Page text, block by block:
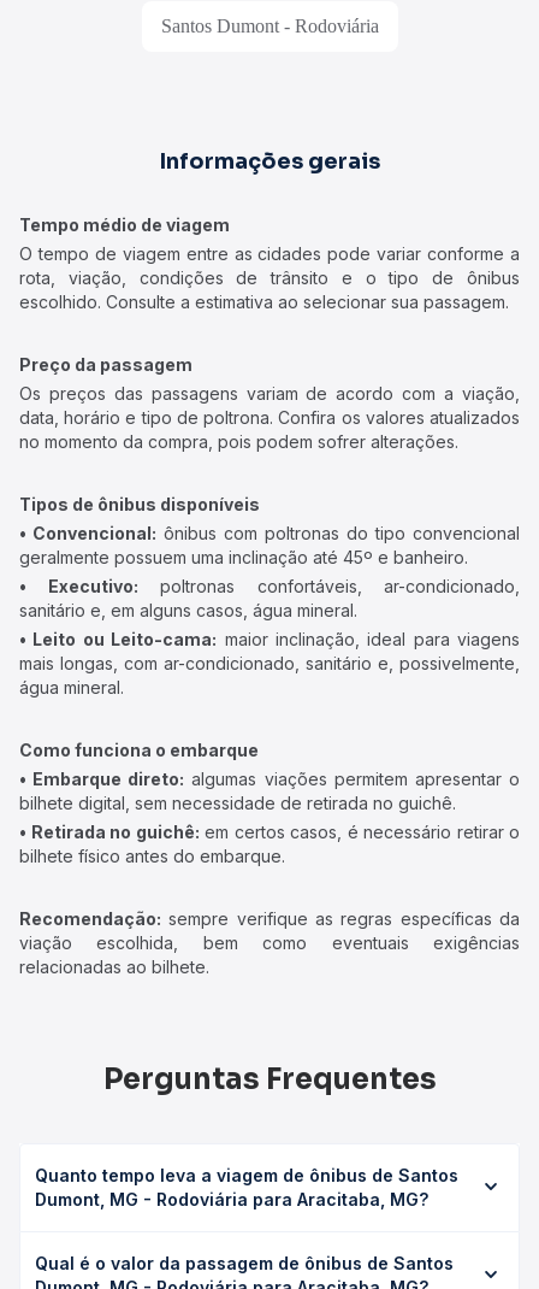
Santos Dumont - Rodoviária
Informações gerais
Tempo médio de viagem
O tempo de viagem entre as cidades pode variar conforme a
rota, viação, condições de trânsito e o tipo de ônibus
escolhido. Consulte a estimativa ao selecionar sua passagem.
Preço da passagem
Os preços das passagens variam de acordo com a viação,
data, horário e tipo de poltrona. Confira os valores atualizados
no momento da compra, pois podem sofrer alterações.
Tipos de ônibus disponíveis
• Convencional: ônibus com poltronas do tipo convencional
geralmente possuem uma inclinação até 45º e banheiro.
• Executivo: poltronas confortáveis, ar-condicionado,
sanitário e, em alguns casos, água mineral.
• Leito ou Leito-cama: maior inclinação, ideal para viagens
mais longas, com ar-condicionado, sanitário e, possivelmente,
água mineral.
Como funciona o embarque
• Embarque direto: algumas viações permitem apresentar o
bilhete digital, sem necessidade de retirada no guichê.
• Retirada no guichê: em certos casos, é necessário retirar o
bilhete físico antes do embarque.
Recomendação: sempre verifique as regras específicas da
viação escolhida, bem como eventuais exigências
relacionadas ao bilhete.
Perguntas Frequentes
Quanto tempo leva a viagem de ônibus de Santos
Dumont, MG - Rodoviária para Aracitaba, MG?
para Aracitaba, MG leva em média 0 horas, podendo
Qual é o valor da passagem de ônibus de Santos